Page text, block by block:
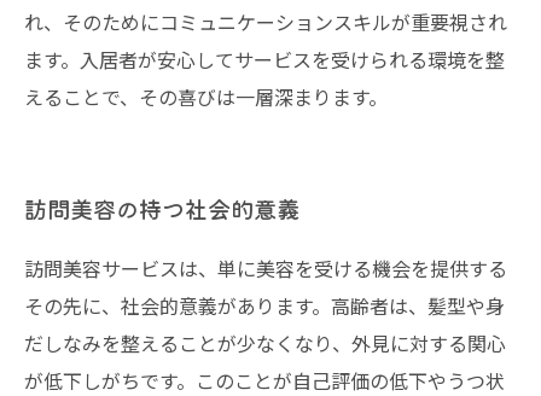
れ、そのためにコミュニケーションスキルが重要視され
ます。入居者が安心してサービスを受けられる環境を整
えることで、その喜びは一層深まります。
訪問美容の持つ社会的意義
訪問美容サービスは、単に美容を受ける機会を提供する
その先に、社会的意義があります。高齢者は、髪型や身
だしなみを整えることが少なくなり、外見に対する関心
が低下しがちです。このことが自己評価の低下やうつ状